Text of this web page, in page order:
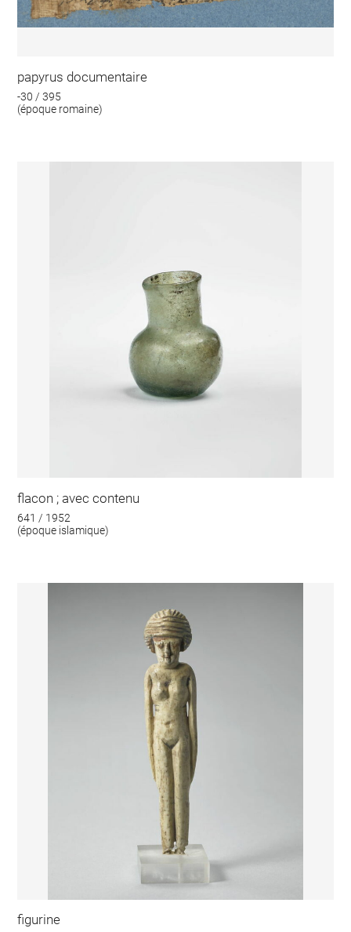
papyrus documentaire
-30 / 395
(époque romaine)
flacon ; avec contenu
641 / 1952
(époque islamique)
figurine